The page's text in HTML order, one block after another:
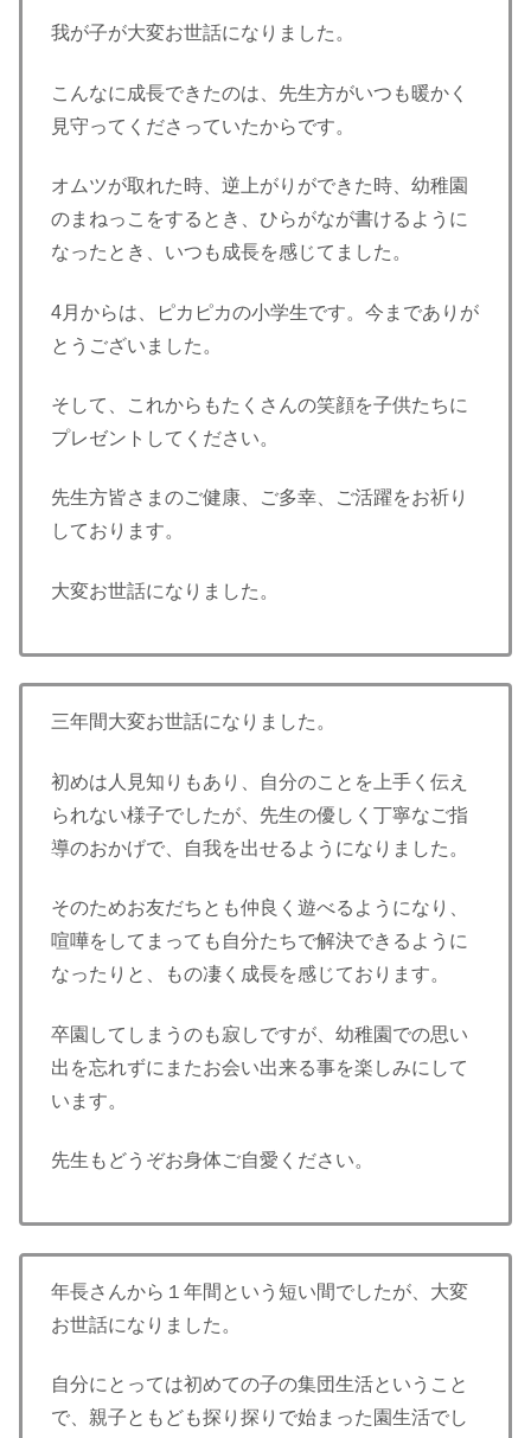
我が子が大変お世話になりました。
こんなに成長できたのは、先生方がいつも暖かく
見守ってくださっていたからです。
オムツが取れた時、逆上がりができた時、幼稚園
のまねっこをするとき、ひらがなが書けるように
なったとき、いつも成長を感じてました。
4月からは、ピカピカの小学生です。今までありが
とうございました。
そして、これからもたくさんの笑顔を子供たちに
プレゼントしてください。
先生方皆さまのご健康、ご多幸、ご活躍をお祈り
しております。
大変お世話になりました。
三年間大変お世話になりました。
初めは人見知りもあり、自分のことを上手く伝え
られない様子でしたが、先生の優しく丁寧なご指
導のおかげで、自我を出せるようになりました。
そのためお友だちとも仲良く遊べるようになり、
喧嘩をしてまっても自分たちで解決できるように
なったりと、もの凄く成長を感じております。
卒園してしまうのも寂しですが、幼稚園での思い
出を忘れずにまたお会い出来る事を楽しみにして
います。
先生もどうぞお身体ご自愛ください。
年長さんから１年間という短い間でしたが、大変
お世話になりました。
自分にとっては初めての子の集団生活ということ
で、親子ともども探り探りで始まった園生活でし